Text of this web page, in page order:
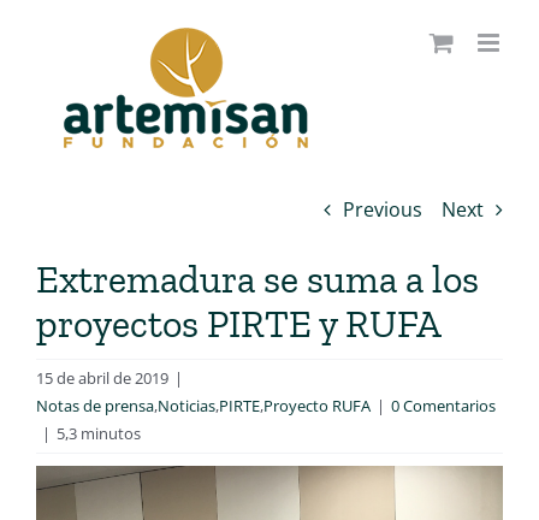
Previous Next
Extremadura se suma a los
proyectos PIRTE y RUFA
15 de abril de 2019 |
Notas de prensa,Noticias,PIRTE,Proyecto RUFA | 0 Comentarios
| 5,3 minutos